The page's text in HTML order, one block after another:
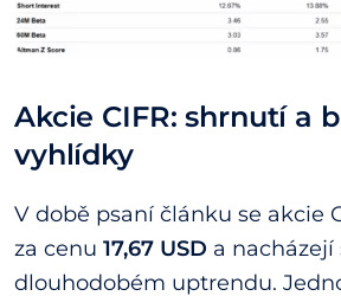
Akcie CIFR: shrnutí a
vyhlídky
V době psaní článku se akcie
za cenu 17,67 USD a nacházejí
dlouhodobém uptrendu.